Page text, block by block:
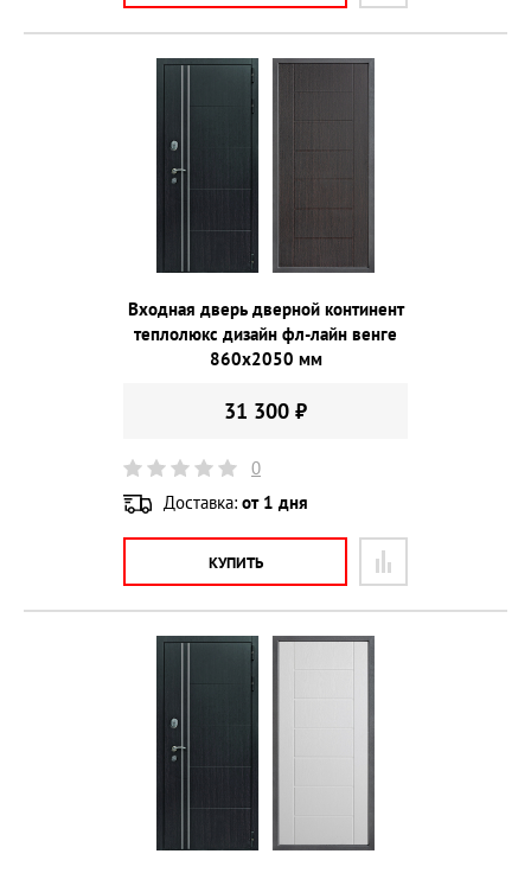
Входная дверь дверной континент
теплолюкс дизайн фл-лайн венге
860х2050 мм
31 300 ₽
0
Доставка: от 1 дня
КУПИТЬ